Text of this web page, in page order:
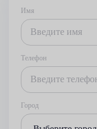
Имя
Телефон
Город